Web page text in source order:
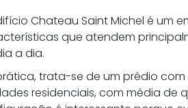
Chateau Saint Michel é um
que atendem
a dia.
trata-se de um prédio
residenciais, com média de